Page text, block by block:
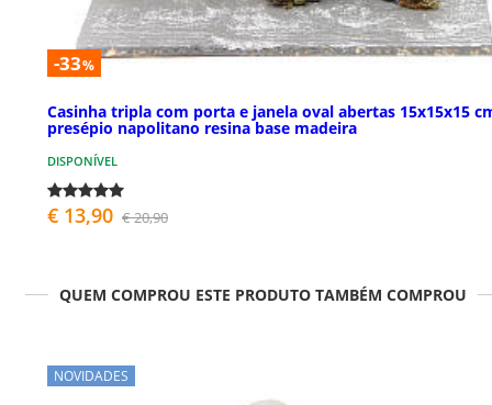
-33%
Casinha tripla com porta e janela oval abertas 15x15x15
presépio napolitano resina base madeira
DISPONÍVEL
€ 13,90 € 20,90
QUEM COMPROU ESTE PRODUTO TAMBÉM COMPROU
NOVIDADES